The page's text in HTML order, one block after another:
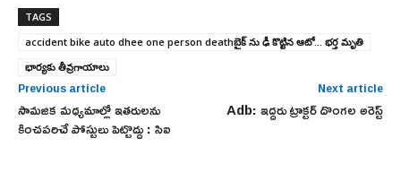
TAGS
accident bike auto dhee one person deathబైక్ ను ఢీ కొట్టిన ఆటో... భర్త మృతి
భార్యకు తీవ్రగాయాలు
Previous article
సామజిక మధ్యమాల్లో ఇతరులను
కించపరిచే పోస్టులు పెట్టొద్దు : సిఐ
Next article
Adb: ఇద్దరు ట్రాక్టర్ దొంగల అరెస్ట్